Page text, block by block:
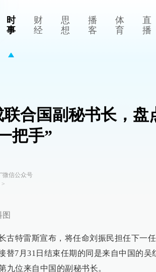
时
事
财
经
思
想
播
客
体
育
直
播
合国副秘书长，盘
把手”
微信公众号
>
古特雷斯宣布，将任命刘振民担任下一
替7月31日结束任期的同是来自中国的吴
九位来自中国的副秘书长。